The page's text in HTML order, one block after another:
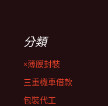
分類
×薄膜封裝
三重機車借款
包裝代工